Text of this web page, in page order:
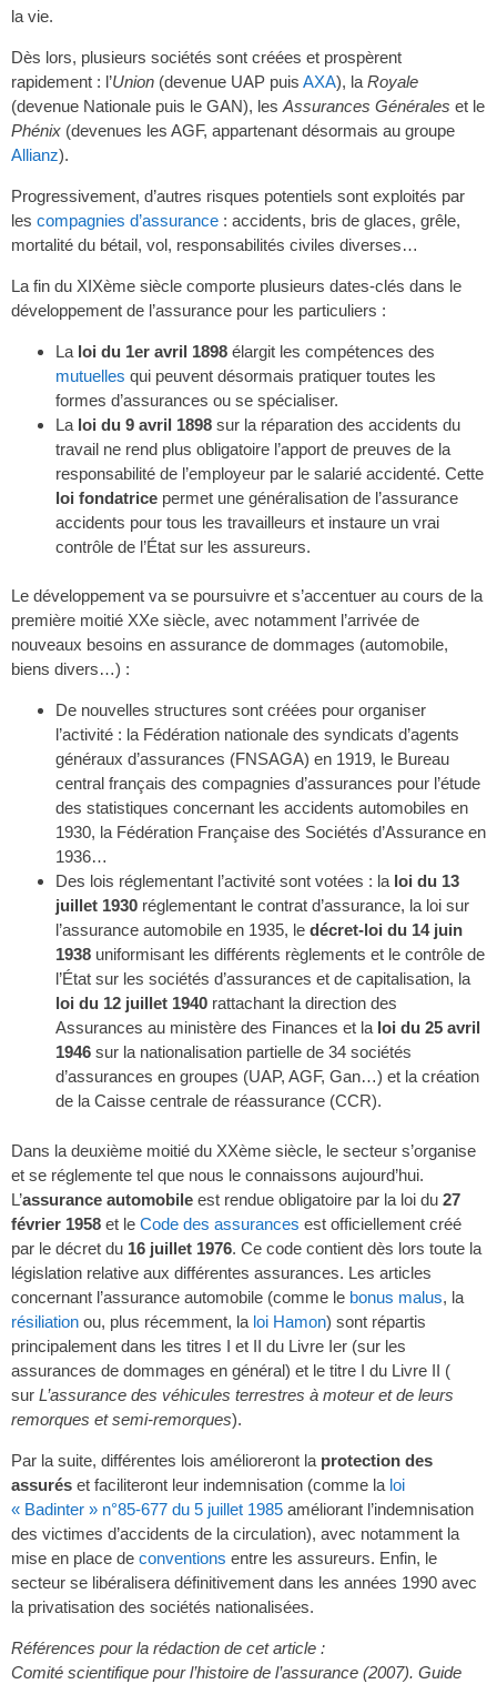
la vie.
Dès lors, plusieurs sociétés sont créées et prospèrent
rapidement : l’Union (devenue UAP puis AXA), la Royale
(devenue Nationale puis le GAN), les Assurances Générales et le
Phénix (devenues les AGF, appartenant désormais au groupe
Allianz).
Progressivement, d’autres risques potentiels sont exploités par
les compagnies d’assurance : accidents, bris de glaces, grêle,
mortalité du bétail, vol, responsabilités civiles diverses…
La fin du XIXème siècle comporte plusieurs dates-clés dans le
développement de l’assurance pour les particuliers :
La loi du 1er avril 1898 élargit les compétences des
mutuelles qui peuvent désormais pratiquer toutes les
formes d’assurances ou se spécialiser.
La loi du 9 avril 1898 sur la réparation des accidents du
travail ne rend plus obligatoire l’apport de preuves de la
responsabilité de l’employeur par le salarié accidenté. Cette
loi fondatrice permet une généralisation de l’assurance
accidents pour tous les travailleurs et instaure un vrai
contrôle de l’État sur les assureurs.
Le développement va se poursuivre et s’accentuer au cours de la
première moitié XXe siècle, avec notamment l’arrivée de
nouveaux besoins en assurance de dommages (automobile,
biens divers…) :
De nouvelles structures sont créées pour organiser
l’activité : la Fédération nationale des syndicats d’agents
généraux d’assurances (FNSAGA) en 1919, le Bureau
central français des compagnies d’assurances pour l’étude
des statistiques concernant les accidents automobiles en
1930, la Fédération Française des Sociétés d’Assurance en
1936…
Des lois réglementant l’activité sont votées : la loi du 13
juillet 1930 réglementant le contrat d’assurance, la loi sur
l’assurance automobile en 1935, le décret-loi du 14 juin
1938 uniformisant les différents règlements et le contrôle de
l’État sur les sociétés d’assurances et de capitalisation, la
loi du 12 juillet 1940 rattachant la direction des
Assurances au ministère des Finances et la loi du 25 avril
1946 sur la nationalisation partielle de 34 sociétés
d’assurances en groupes (UAP, AGF, Gan…) et la création
de la Caisse centrale de réassurance (CCR).
Dans la deuxième moitié du XXème siècle, le secteur s’organise
et se réglemente tel que nous le connaissons aujourd’hui.
L’assurance automobile est rendue obligatoire par la loi du 27
février 1958 et le Code des assurances est officiellement créé
par le décret du 16 juillet 1976. Ce code contient dès lors toute la
législation relative aux différentes assurances. Les articles
concernant l’assurance automobile (comme le bonus malus, la
résiliation ou, plus récemment, la loi Hamon) sont répartis
principalement dans les titres I et II du Livre Ier (sur les
assurances de dommages en général) et le titre I du Livre II (
sur L’assurance des véhicules terrestres à moteur et de leurs
remorques et semi-remorques).
Par la suite, différentes lois amélioreront la protection des
assurés et faciliteront leur indemnisation (comme la loi
« Badinter » n°85-677 du 5 juillet 1985 améliorant l’indemnisation
des victimes d’accidents de la circulation), avec notamment la
mise en place de conventions entre les assureurs. Enfin, le
secteur se libéralisera définitivement dans les années 1990 avec
la privatisation des sociétés nationalisées.
Références pour la rédaction de cet article :
Comité scientifique pour l’histoire de l’assurance (2007). Guide